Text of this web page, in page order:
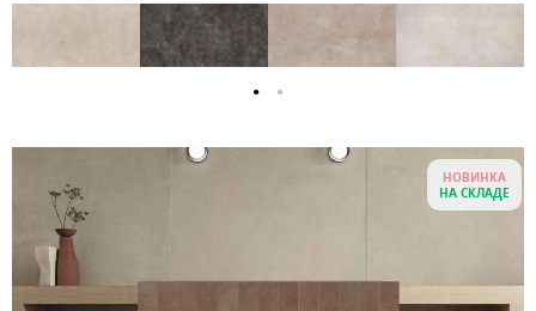
НОВИНКА
НА СКЛАДЕ